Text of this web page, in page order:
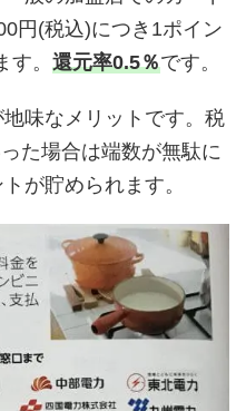
円(税込)につき1ポイン
。 還元率0.5％です。
味なメリットです。税
た場合は端数が無駄に
が貯められます。